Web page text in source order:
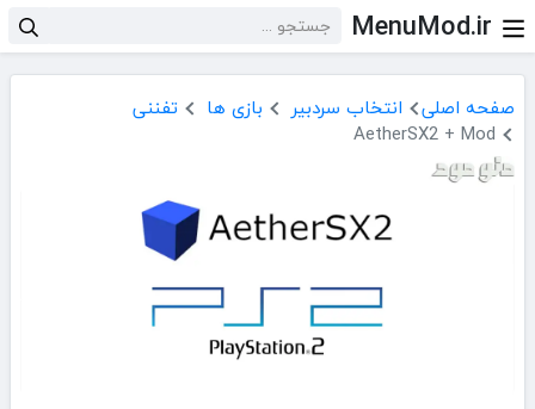
MenuMod.ir
صفحه اصلی انتخاب سردبیر بازی ها
تفننی
AetherSX2 + Mod